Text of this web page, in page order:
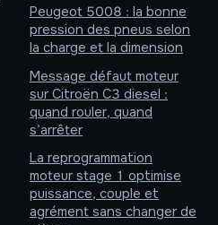
Peugeot 5008 : la bonne
pression des pneus selon
la charge et la dimension
Message défaut moteur
sur Citroën C3 diesel :
quand rouler, quand
s’arrêter
La reprogrammation
moteur stage 1 optimise
puissance, couple et
agrément sans changer de